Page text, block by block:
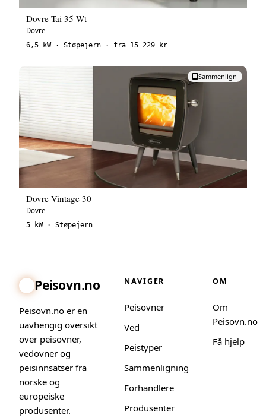
Dovre Tai 35 Wt
Dovre
6,5 kW · Støpejern · fra 15 229 kr
Sammenlign
Dovre Vintage 30
Dovre
5 kW · Støpejern
Peisovn.no
Peisovn.no er en
uavhengig oversikt
over peisovner,
vedovner og
peisinnsatser fra
norske og
europeiske
produsenter.
NAVIGER
Peisovner
Ved
Peistyper
Sammenligning
Forhandlere
Produsenter
OM
Om
Peisovn.no
Få hjelp